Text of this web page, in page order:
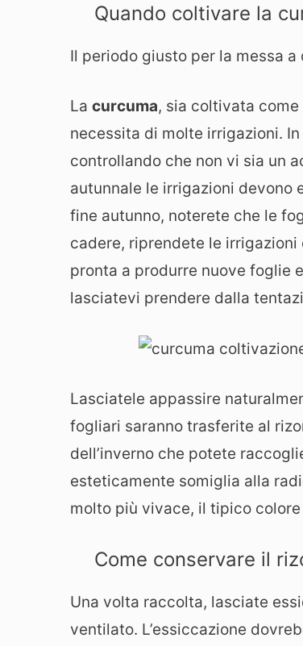
Quando coltivare la
Il periodo giusto per la messa
La curcuma, sia coltivata come
necessita di molte irrigazioni.
controllando che non vi sia un
autunnale le irrigazioni devono
fine autunno, noterete che le
cadere, riprendete le
pronta a produrre nuove foglie
lasciatevi prendere dalla
Lasciatele appassire
fogliari saranno trasferite al
dell’inverno che potete
esteticamente somiglia alla
molto più vivace, il tipico
Come conservare il
Una volta raccolta, lasciate
ventilato. L’essiccazione